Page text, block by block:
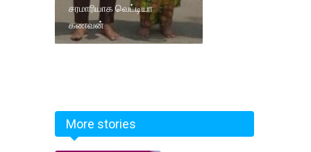
சரமாரியாக வெட்டியா
கணவன்
More stories